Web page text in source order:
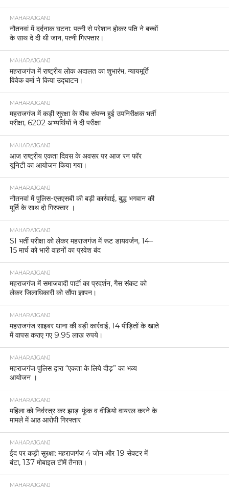
MAHARAJGANJ
नौतनवां में दर्दनाक घटना: पत्नी से परेशान होकर पति ने बच्चों
के साथ दे दी थी जान, पत्नी गिरफ्तार।
MAHARAJGANJ
महराजगंज में राष्ट्रीय लोक अदालत का शुभारंभ, न्यायमूर्ति
विवेक वर्मा ने किया उद्घाटन।
MAHARAJGANJ
महराजगंज में कड़ी सुरक्षा के बीच संपन्न हुई उपनिरीक्षक भर्ती
परीक्षा, 6202 अभ्यर्थियों ने दी परीक्षा
MAHARAJGANJ
आज राष्ट्रीय एकता दिवस के अवसर पर आज रन फॉर
यूनिटी का आयोजन किया गया।
MAHARAJGANJ
नौतनवां में पुलिस-एसएसबी की बड़ी कार्रवाई, बुद्ध भगवान की
मूर्ति के साथ दो गिरफ्तार ।
MAHARAJGANJ
SI भर्ती परीक्षा को लेकर महराजगंज में रूट डायवर्जन, 14–
15 मार्च को भारी वाहनों का प्रवेश बंद
MAHARAJGANJ
महराजगंज में समाजवादी पार्टी का प्रदर्शन, गैस संकट को
लेकर जिलाधिकारी को सौंपा ज्ञापन।
MAHARAJGANJ
महराजगंज साइबर थाना की बड़ी कार्रवाई, 14 पीड़ितों के खाते
में वापस कराए गए 9.95 लाख रुपये।
MAHARAJGANJ
महराजगंज पुलिस द्वारा “एकता के लिये दौड़” का भव्य
आयोजन ।
MAHARAJGANJ
महिला को निर्वस्त्र कर झाड़-फूंक व वीडियो वायरल करने के
मामले में आठ आरोपी गिरफ्तार
MAHARAJGANJ
ईद पर कड़ी सुरक्षा: महराजगंज 4 जोन और 19 सेक्टर में
बंटा, 137 मोबाइल टीमें तैनात।
MAHARAJGANJ